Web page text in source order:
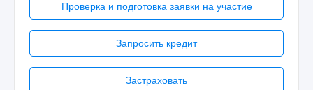
Проверка и подготовка заявки на участие
Запросить кредит
Застраховать